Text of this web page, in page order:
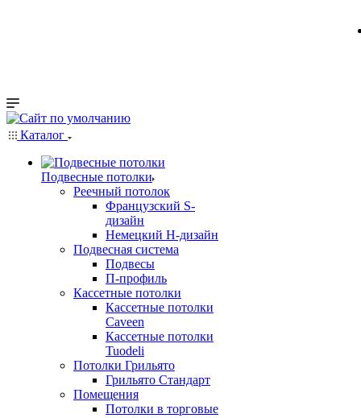
Каталог
Подвесные потолки
Реечный потолок
Французский S-
дизайн
Немецкий H-дизайн
Подвесная система
Подвесы
П-профиль
Кассетные потолки
Кассетные потолки
Caveen
Кассетные потолки
Tuodeli
Потолки Грильято
Грильято Стандарт
Помещения
Потолки в торговые